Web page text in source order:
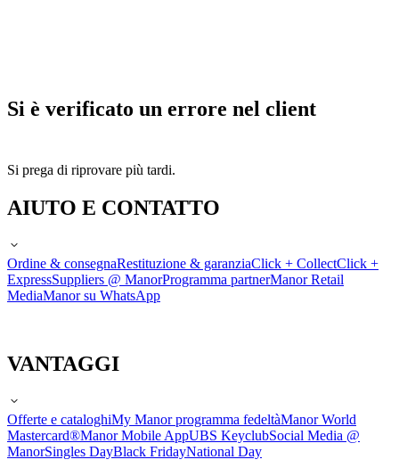
Si è verificato un errore nel client
Si prega di riprovare più tardi.
AIUTO E CONTATTO
Ordine & consegnaRestituzione & garanziaClick + CollectClick +
ExpressSuppliers @ ManorProgramma partnerManor Retail
MediaManor su WhatsApp
VANTAGGI
Offerte e cataloghiMy Manor programma fedeltàManor World
Mastercard®Manor Mobile AppUBS KeyclubSocial Media @
ManorSingles DayBlack FridayNational Day